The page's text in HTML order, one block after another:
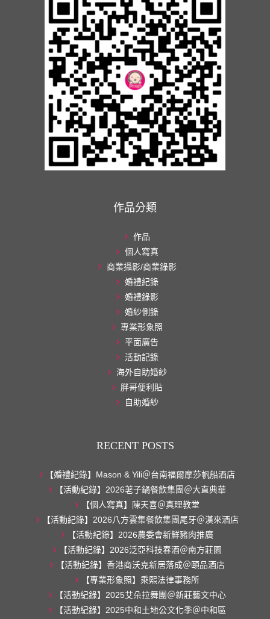
作品分類
作品
個人寫真
商業攝影/商業錄影
婚禮紀錄
婚禮錄影
婚紗側錄
專業形象照
平面廣告
活動記錄
海外自助婚紗
胖哥便利貼
自助婚紗
RECENT POSTS
【婚禮紀錄】Mason & Yili＠台南福爾摩莎帆船酒店
【活動紀錄】2026荖子鍋餐飲集團＠大直典華
【個人寫真】陳天喜＠真理教堂
【活動紀錄】2026八方雲集餐飲集團尾牙＠漢來酒店
【活動紀錄】2026農委會新鮮豬肉推廣
【活動紀錄】2026泛亞科技春酒＠南方莊園
【活動紀錄】香港商沃克新居落成＠頤品酒店
【專業形象照】乘熙法律事務所
【活動紀錄】2025艾朵拉舞團＠新莊藝文中心
【活動紀錄】2025中和土地公文化季＠中和區